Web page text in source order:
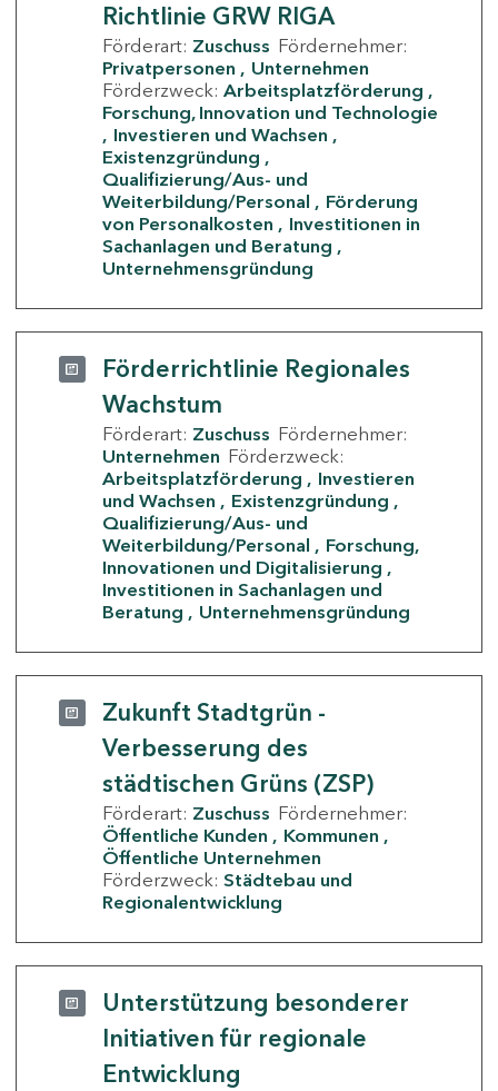
Richtlinie GRW RIGA
Förderart: Zuschuss Fördernehmer:
Privatpersonen
Unternehmen
Förderzweck: Arbeitsplatzförderung
Forschung, Innovation und Technologie
Investieren und Wachsen
Existenzgründung
Qualifizierung/Aus- und
Weiterbildung/Personal
Förderung
von Personalkosten
Investitionen in
Sachanlagen und Beratung
Unternehmensgründung
Förderrichtlinie Regionales
Wachstum
Förderart: Zuschuss Fördernehmer:
Unternehmen Förderzweck:
Arbeitsplatzförderung
Investieren
und Wachsen
Existenzgründung
Qualifizierung/Aus- und
Weiterbildung/Personal
Forschung,
Innovationen und Digitalisierung
Investitionen in Sachanlagen und
Beratung
Unternehmensgründung
Zukunft Stadtgrün -
Verbesserung des
städtischen Grüns (ZSP)
Förderart: Zuschuss Fördernehmer:
Öffentliche Kunden
Kommunen
Öffentliche Unternehmen
Förderzweck: Städtebau und
Regionalentwicklung
Unterstützung besonderer
Initiativen für regionale
Entwicklung